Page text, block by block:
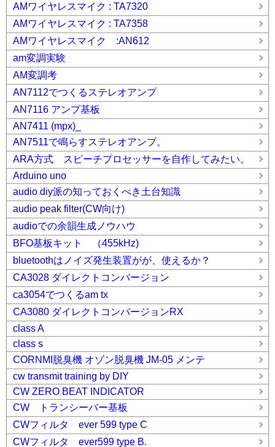
AMワイヤレスマイク : TA7320
AMワイヤレスマイク : TA7358
AMワイヤレスマイク :AN612
am変調実験
AM変調考
AN7112でつくるステレオアンプ
AN7116 アンプ基板
AN7411 (mpx)_
AN7511で鳴らすステレオアンプ。
ARA方式 スピーチプロセッサーを自作してみたい。
Arduino uno
audio diy派の知っておくべき土台知識
audio peak filter(CW向け)
audioでの余韻生成ノウハウ
BFO基板キット （455kHz)
bluetoothはノイズ発生装置がが、使えるか？
CA3028 ダイレクトコンバージョン
ca3054でつくるam tx
CA3080 ダイレクトコンバージョンRX
class A
class s
CORNMI脱臭機 オゾン脱臭機 JM-05 メンテ
cw transmit training by DIY
CW ZERO BEAT INDICATOR
CW トランシーバー基板
CWフィルタ ever 599 type C
CWフィルタ ever599 type B.